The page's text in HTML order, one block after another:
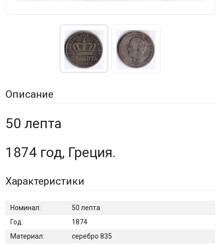
Описание
50 лепта
1874 год, Греция.
Характеристики
Номинал:
50 лепта
Год:
1874
Материал:
серебро 835